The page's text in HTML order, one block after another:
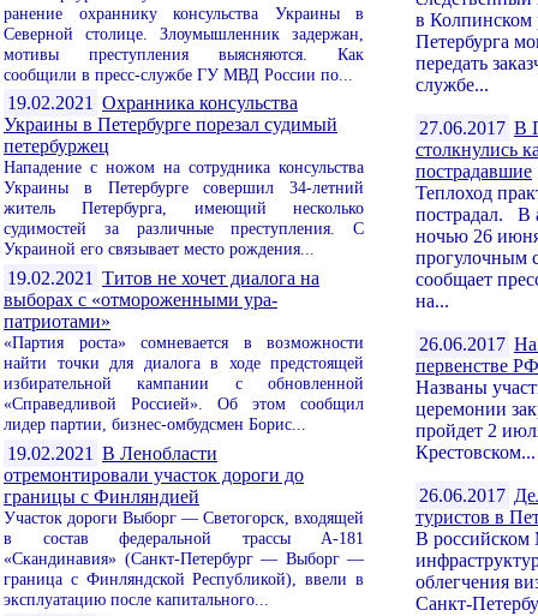
ранение охраннику консульства Украины в
Северной столице. Злоумышленник задержан,
мотивы преступления выясняются. Как
сообщили в пресс-службе ГУ МВД России по...
19.02.2021 Охранника консульства
Украины в Петербурге порезал судимый
петербуржец
Нападение с ножом на сотрудника консульства
Украины в Петербурге совершил 34-летний
житель Петербурга, имеющий несколько
судимостей за различные преступления. С
Украиной его связывает место рождения...
19.02.2021 Титов не хочет диалога на
выборах с «отмороженными ура-
патриотами»
«Партия роста» сомневается в возможности
найти точки для диалога в ходе предстоящей
избирательной кампании с обновленной
«Справедливой Россией». Об этом сообщил
лидер партии, бизнес-омбудсмен Борис...
19.02.2021 В Ленобласти
отремонтировали участок дороги до
границы с Финляндией
Участок дороги Выборг — Светогорск, входящей
в состав федеральной трассы А-181
«Скандинавия» (Санкт-Петербург — Выборг —
граница с Финляндской Республикой), ввели в
эксплуатацию после капитального...
в Колпинском
Петербурга
передать
службе...
27.06.2017 В
столкнулись
пострадавшие
Теплоход
пострадал. В
ночью 26 июня
прогулочным
сообщает
на...
26.06.2017 На
первенстве
Названы
церемонии
пройдет 2
Крестовском...
26.06.2017
туристов в
В российском
облегчения
Санкт-